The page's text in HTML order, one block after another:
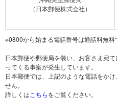
（日本郵便株式会社）
※0800から始まる電話番号は通話料無料
日本郵便や郵便局を装い、お客さま宛
ってくる事案が発生しています。
日本郵便では、上記のような電話をか
せん。
詳しくは こちらをご覧ください。